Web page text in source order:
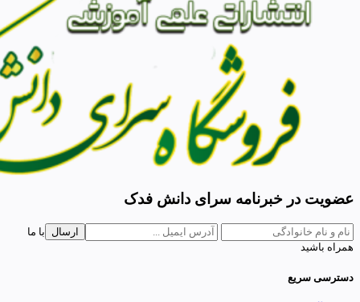
عضویت در خبرنامه سرای دانش فدک
ارسال
با ما
همراه باشید
دسترسی سریع